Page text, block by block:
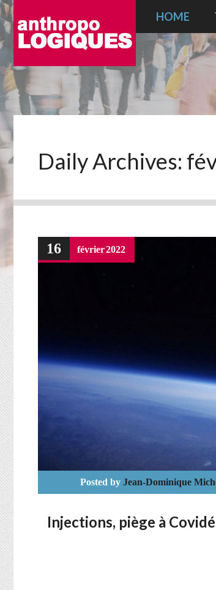
HOME
Daily Archives:
16 février2022
Posted by Jean-Dominique
Injections, piège à